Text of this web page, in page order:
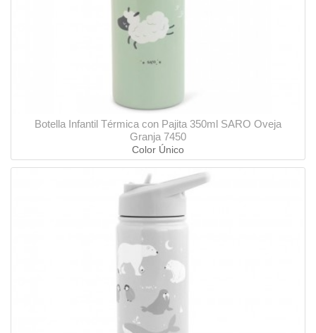
Botella Infantil Térmica con Pajita 350ml SARO Oveja
Granja 7450
Color Único